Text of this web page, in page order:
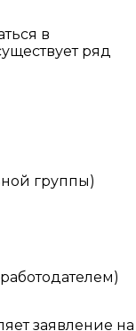
в
ряд
группы)
заявление на